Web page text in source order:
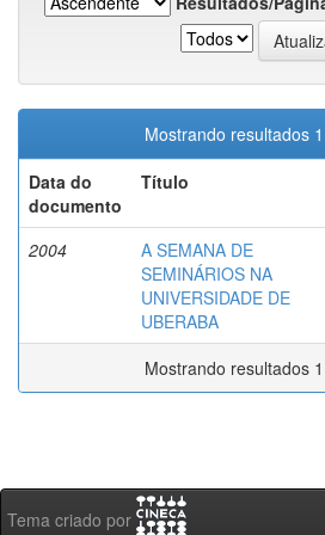
Mostrando resultados
Data do
documento
Título
2004
A SEMANA DE
SEMINÁRIOS NA
UNIVERSIDADE DE
UBERABA
Mostrando resultados
Tema criado por